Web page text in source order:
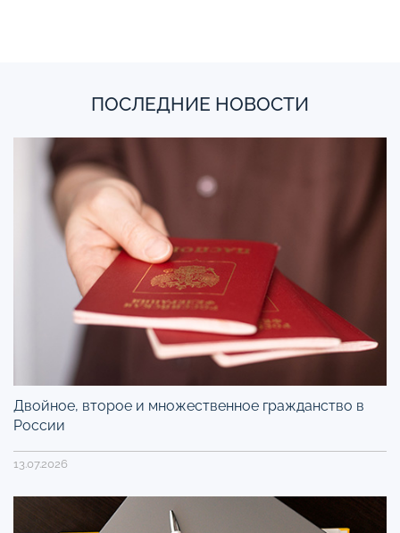
ПОСЛЕДНИЕ НОВОСТИ
Двойное, второе и множественное гражданство в
России
13.07.2026